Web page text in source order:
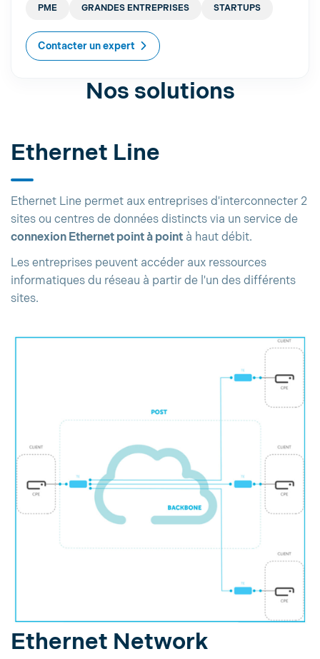
PME GRANDES ENTREPRISES STARTUPS
Contacter un expert
Nos solutions
Ethernet Line
Ethernet Line permet aux entreprises d'interconnecter 2
sites ou centres de données distincts via un service de
connexion Ethernet point à point à haut débit.
Les entreprises peuvent accéder aux ressources
informatiques du réseau à partir de l'un des différents
sites.
Ethernet Network